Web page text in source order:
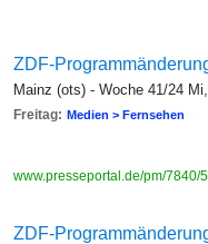
ZDF-
Mainz (ots) - Woche 41/24
Freitag: Medien > Fernsehen
www.presseportal.de/pm/7840/
ZDF-